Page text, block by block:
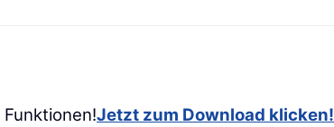
Jetzt zum Download klicken!